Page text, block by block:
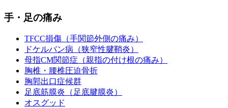
手・足の痛み
TFCC損傷（手関節外側の痛み）
ドケルバン病（狭窄性腱鞘炎）
母指CM関節症（親指の付け根の痛み）
胸椎・腰椎圧迫骨折
胸郭出口症候群
足底筋膜炎（足底腱膜炎）
オスグッド